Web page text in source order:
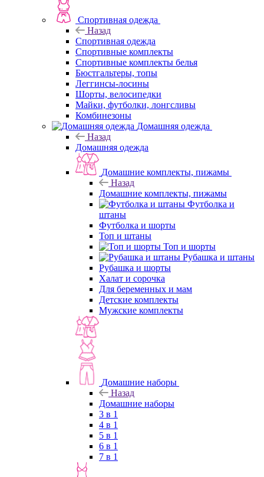
Спортивная одежда
Назад
Спортивная одежда
Спортивные комплекты
Спортивные комплекты белья
Бюстгальтеры, топы
Леггинсы-лосины
Шорты, велосипедки
Майки, футболки, лонгсливы
Комбинезоны
Домашняя одежда
Назад
Домашняя одежда
Домашние комплекты, пижамы
Назад
Домашние комплекты, пижамы
Футболка и
штаны
Футболка и шорты
Топ и штаны
Топ и шорты
Рубашка и штаны
Рубашка и шорты
Халат и сорочка
Для беременных и мам
Детские комплекты
Мужские комплекты
Домашние наборы
Назад
Домашние наборы
3 в 1
4 в 1
5 в 1
6 в 1
7 в 1